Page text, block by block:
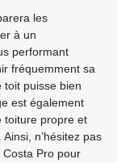
les
à un
performant
fréquemment sa
toit puisse bien
est également
toiture propre et
n’hésitez pas
Pro pour